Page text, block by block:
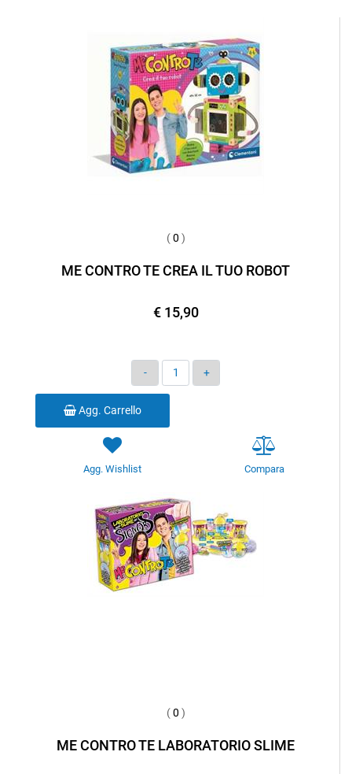
(0 )
ME CONTRO TE CREA IL TUO ROBOT
€ 15,90
Quantità
Agg. Carrello
Agg. Wishlist Compara
(0 )
ME CONTRO TE LABORATORIO SLIME